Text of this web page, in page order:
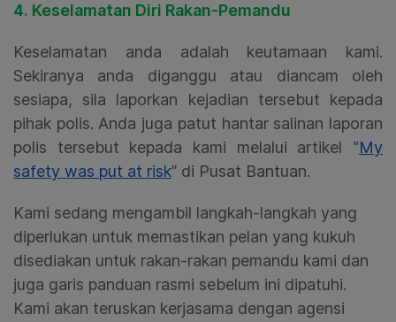
4. Keselamatan Diri Rakan-Pemandu
Keselamatan anda adalah keutamaan kami.
Sekiranya anda diganggu atau diancam oleh
sesiapa, sila laporkan kejadian tersebut kepada
pihak polis. Anda juga patut hantar salinan laporan
polis tersebut kepada kami melalui artikel “My
safety was put at risk” di Pusat Bantuan.
Kami sedang mengambil langkah-langkah yang
diperlukan untuk memastikan pelan yang kukuh
disediakan untuk rakan-rakan pemandu kami dan
juga garis panduan rasmi sebelum ini dipatuhi.
Kami akan teruskan kerjasama dengan agensi